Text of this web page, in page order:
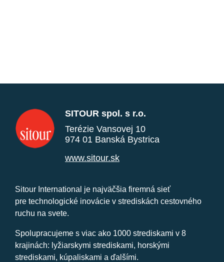
SITOUR spol. s r.o.
Terézie Vansovej 10
974 01 Banská Bystrica
www.sitour.sk
Sitour International je najväčšia firemná sieť
pre technologické inovácie v strediskách cestovného
ruchu na svete.
Spolupracujeme s viac ako 1000 strediskami v 8
krajinách: lyžiarskymi strediskami, horskými
strediskami, kúpaliskami a ďalšími.